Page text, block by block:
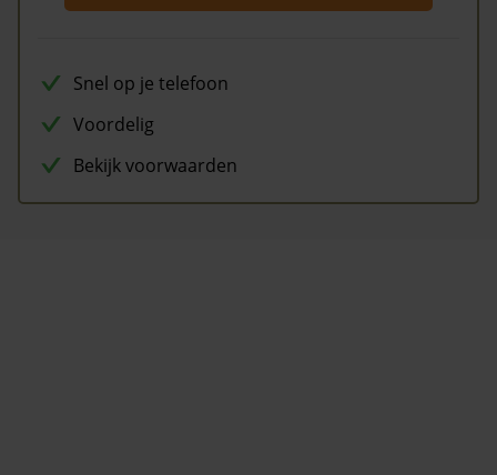
Snel op je telefoon
Voordelig
Bekijk voorwaarden